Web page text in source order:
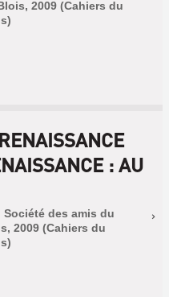
2009 (Cahiers du
: AU
Société des amis du
2009 (Cahiers du